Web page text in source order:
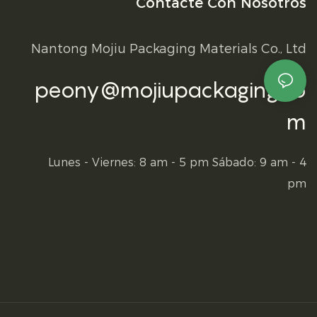
Nantong Mojiu Packaging Materials Co., Ltd
peony@mojiupackaging.co
m
Lunes - Viernes: 8 am - 5 pm Sábado: 9 am - 4
pm